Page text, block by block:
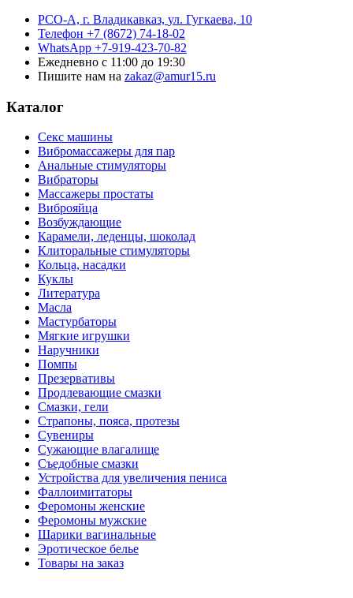
РСО-А, г. Владикавказ, ул. Гугкаева, 10
Телефон +7 (8672) 74-18-02
WhatsApp +7-919-423-70-82
Ежедневно с 11:00 до 19:30
Пишите нам на zakaz@amur15.ru
Каталог
Секс машины
Вибромассажеры для пар
Анальные стимуляторы
Вибраторы
Массажеры простаты
Виброяйца
Возбуждающие
Карамели, леденцы, шоколад
Клиторальные стимуляторы
Кольца, насадки
Куклы
Литература
Масла
Мастурбаторы
Мягкие игрушки
Наручники
Помпы
Презервативы
Продлевающие смазки
Смазки, гели
Страпоны, пояса, протезы
Сувениры
Сужающие влагалище
Съедобные смазки
Устройства для увеличения пениса
Фаллоимитаторы
Феромоны женские
Феромоны мужские
Шарики вагинальные
Эротическое белье
Товары на заказ